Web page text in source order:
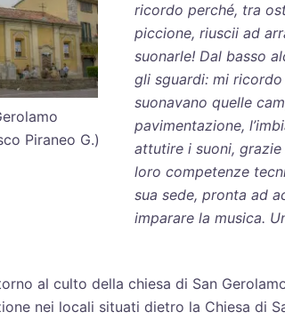
Piraneo G.)
ricordo perché, tra
piccione, riuscii ad
suonarle! Dal basso
gli sguardi: mi
suonavano quelle
pavimentazione,
attutire i suoni,
loro competenze
sua sede, pronta ad
imparare la musica.
al culto della chiesa di San
nei locali situati dietro la Chiesa di